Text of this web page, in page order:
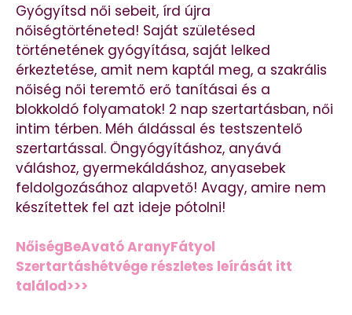
Gyógyítsd női sebeit, írd újra
nőiségtörténeted! Saját születésed
történetének gyógyítása, saját lelked
érkeztetése, amit nem kaptál meg, a szakrális
nőiség női teremtő erő tanításai és a
blokkoldó folyamatok! 2 nap szertartásban, női
intim térben. Méh áldással és testszentelő
szertartással. Öngyógyításhoz, anyává
váláshoz, gyermekáldáshoz, anyasebek
feldolgozásához alapvető! Avagy, amire nem
készítettek fel azt ideje pótolni!
NőiségBeAvató AranyFátyol
Szertartáshétvége részletes leírását itt
találod>>>